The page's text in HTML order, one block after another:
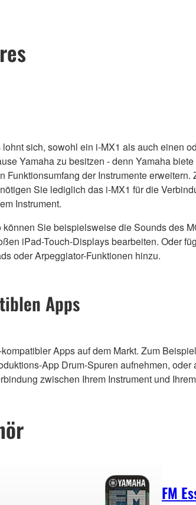
lohnt sich, sowohl ein i-MX1 als auch einen
Yamaha zu besitzen - denn Yamaha
Funktionsumfang der Instrumente
Sie lediglich das i-MX1 für die
Instrument.
können Sie beispielsweise die Sounds des
iPad-Touch-Displays bearbeiten. Oder
oder Arpeggiator-Funktionen hinzu.
Apps
Apps auf dem Markt. Zum
App Drum-Spuren aufnehmen,
zwischen Ihrem Instrument und
FM